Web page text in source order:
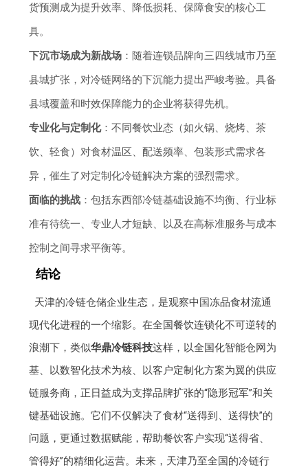
货预测成为提升效率、降低损耗、保障食安的核心工
具。
下沉市场成为新战场 ：随着连锁品牌向三四线城市乃至
县城扩张，对冷链网络的下沉能力提出严峻考验。具备
县域覆盖和时效保障能力的企业将获得先机。
专业化与定制化：不同餐饮业态（如火锅、烧烤、茶
饮、轻食）对食材温区、配送频率、包装形式需求各
异，催生了对定制化冷链解决方案的强烈需求。
面临的挑战 ：包括东西部冷链基础设施不均衡、行业标
准有待统一、专业人才短缺、以及在高标准服务与成本
控制之间寻求平衡等。
结论
天津的冷链仓储企业生态，是观察中国冻品食材流通
现代化进程的一个缩影。在全国餐饮连锁化不可逆转的
浪潮下，类似华鼎冷链科技这样，以全国化智能仓网为
基、以数智化技术为核、以客户定制化方案为翼的供应
链服务商，正日益成为支撑品牌扩张的“隐形冠军”和关
键基础设施。它们不仅解决了食材“送得到、送得快”的
问题，更通过数据赋能，帮助餐饮客户实现“送得省、
管得好”的精细化运营。未来，天津乃至全国的冷链行